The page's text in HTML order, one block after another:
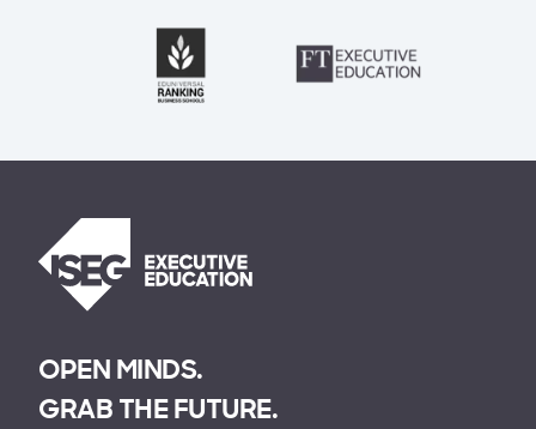
OPEN MINDS.
GRAB THE FUTURE.